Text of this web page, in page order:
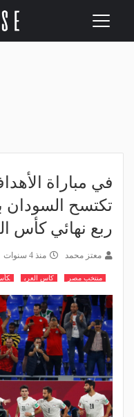
Toggle
في مباراة
تكتسح السودان
ربع نهائي كأس
معتز محمد منذ 4 سنوات
منتخب مصر كاس العرب